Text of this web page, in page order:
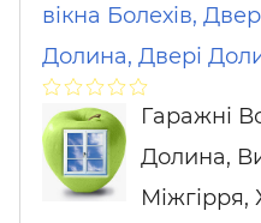
вікна Болехів,
Долина, Двері
Гаражні
Долина,
Міжгірря,